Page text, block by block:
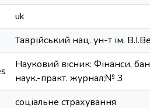
uk
Таврійський нац. ун-т ім.
Науковий вісник: Фінанси,
наук.-практ. журнал;№ 3
соціальне страхування